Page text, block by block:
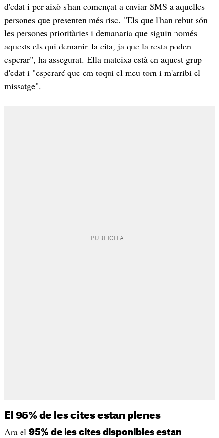
d'edat i per això s'han començat a enviar SMS a aquelles
persones que presenten més risc. "Els que l'han rebut són
les persones prioritàries i demanaria que siguin només
aquests els qui demanin la cita, ja que la resta poden
esperar", ha assegurat. Ella mateixa està en aquest grup
d'edat i "esperaré que em toqui el meu torn i m'arribi el
missatge".
El 95% de les cites estan plenes
Ara el 95% de les cites disponibles estan